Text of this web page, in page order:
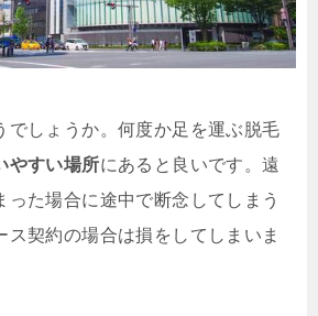
でしょうか。何度か足を運ぶ脱毛
やすい場所にあると良いです。遠
った場合に途中で断念してしまう
ス契約の場合は損をしてしまいま